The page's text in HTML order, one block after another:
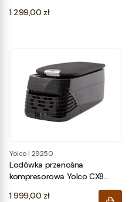
Cena
1 299,00 zł
Yolco | 29250
Lodówka przenośna
kompresorowa Yolco CX8
Cena
1 999,00 zł